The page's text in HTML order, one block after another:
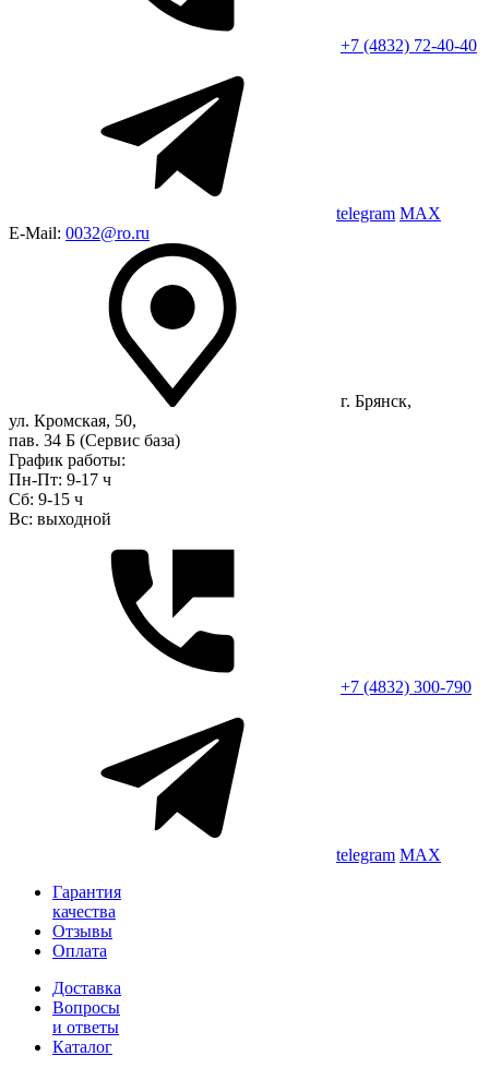
+7 (4832) 72-40-40
telegram MAX
E-Mail: 0032@ro.ru
г. Брянск,
ул. Кромская, 50,
пав. 34 Б (Сервис база)
График работы:
Пн-Пт: 9-17 ч
Сб: 9-15 ч
Вс: выходной
+7 (4832) 300-790
telegram MAX
Гарантия
качества
Отзывы
Оплата
Доставка
Вопросы
и ответы
Каталог